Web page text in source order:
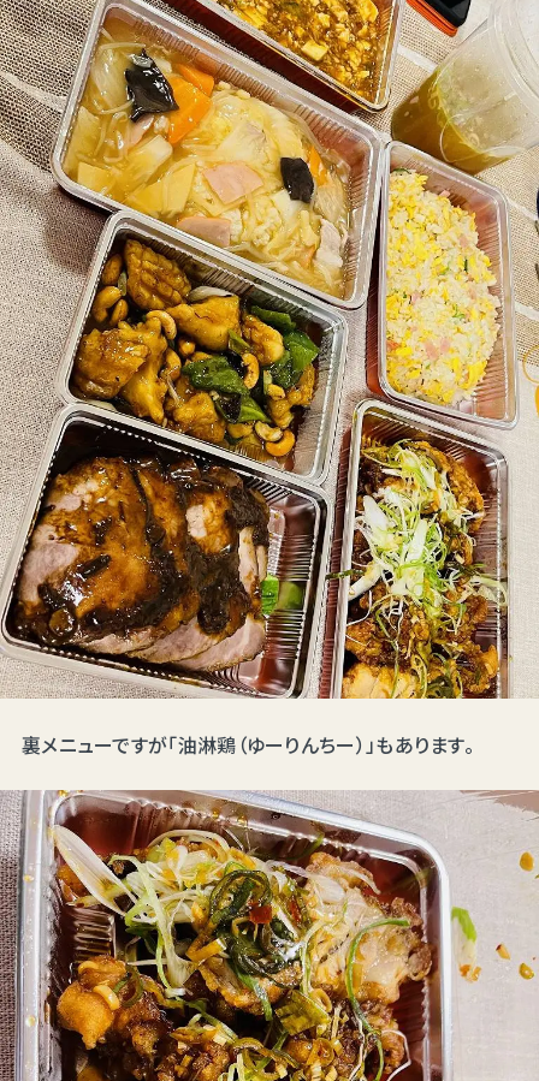
裏メニューですが「油淋鶏（ゆーりんちー）」もあります。